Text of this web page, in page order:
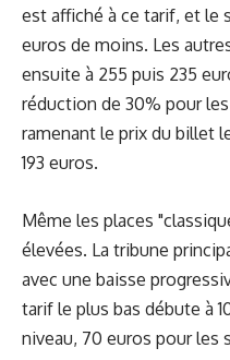
est affiché à ce tarif, et le
euros de moins. Les
ensuite à 255 puis 235
réduction de 30% pour
ramenant le prix du billet
193 euros.
Même les places
élevées. La tribune
avec une baisse
tarif le plus bas débute à
niveau, 70 euros pour les